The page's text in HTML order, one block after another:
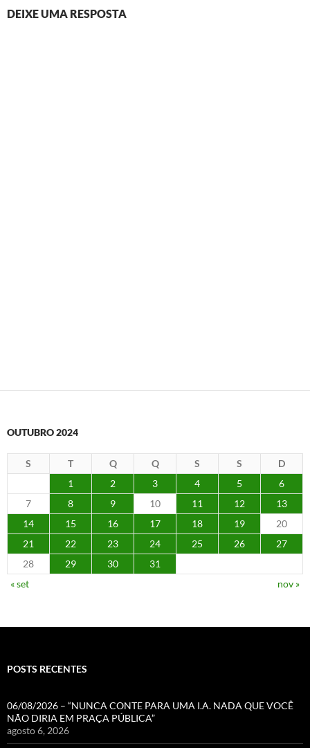
DEIXE UMA RESPOSTA
OUTUBRO 2024
S T Q Q S S
D
1
2 3 4 5
6
7
8 9 10 11 12
13
14
15 16 17 18 19
20
21
22 23 24 25 26
27
28
29 30
31
« set
nov »
POSTS RECENTES
06/08/2026 – “NUNCA CONTE PARA UMA I.A. NADA QUE VOCÊ
NÃO DIRIA EM PRAÇA PÚBLICA”
agosto 6, 2026